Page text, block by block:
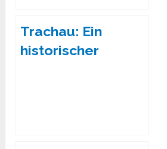
Trachau: Ein
historischer